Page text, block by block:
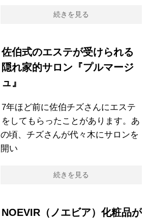
続きを見る
佐伯式のエステが受けられる
隠れ家的サロン『プルマージ
ュ』
7年ほど前に佐伯チズさんにエステ
をしてもらったことがあります。あ
の頃、チズさんが代々木にサロンを
開い
続きを見る
NOEVIR（ノエビア）化粧品が